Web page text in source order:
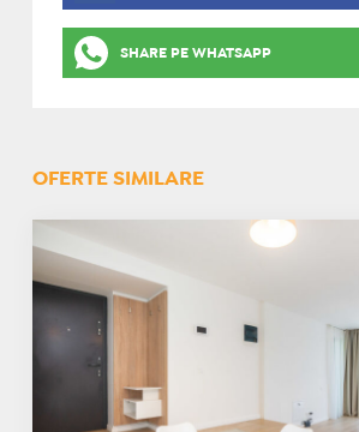
SHARE PE WHATSAPP
OFERTE SIMILARE